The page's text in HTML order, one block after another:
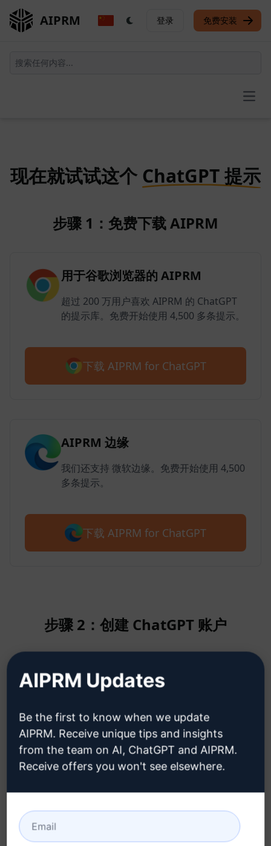
AIPRM 登录 免费安装
现在就试试这个 ChatGPT 提示
步骤 1：免费下载 AIPRM
用于谷歌浏览器的 AIPRM
超过 200 万用户喜欢 AIPRM 的 ChatGPT
的提示库。免费开始使用 4,500 多条提示。
下载 AIPRM for ChatGPT
AIPRM 边缘
我们还支持 微软边缘。免费开始使用 4,500
多条提示。
下载 AIPRM for ChatGPT
步骤 2：创建 ChatGPT 账户
单击此处了解如何创建 ChatGPT 帐
户
步骤 3：在您的 ChatGPT 中使用提示
AIPRM Updates
Be the first to know when we update
AIPRM. Receive unique tips and insights
from the team on AI, ChatGPT and AIPRM.
Receive offers you won't see elsewhere.